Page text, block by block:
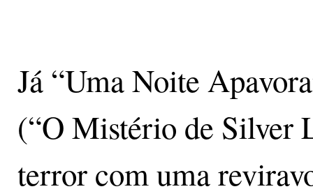
Já “Uma Noite
(“O Mistério de Silver
terror com uma